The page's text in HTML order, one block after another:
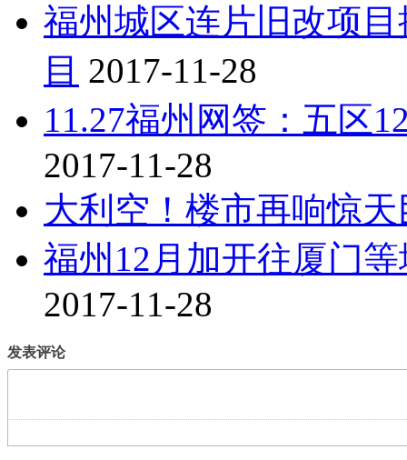
福州城区连片旧改项
目 2017-11-28
11.27福州网签：五区
2017-11-28
大利空！楼市再响惊天
福州12月加开往厦门
2017-11-28
发表评论